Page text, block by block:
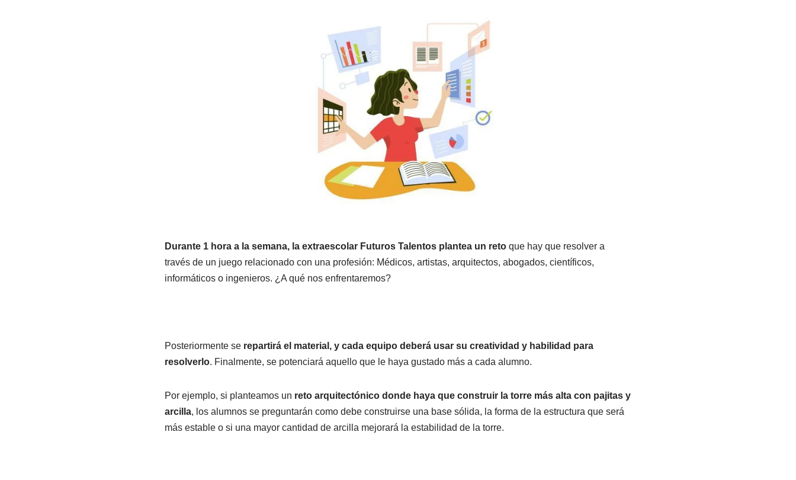
Durante 1 hora a la semana, la extraescolar Futuros Talentos plantea un retoque hay que resolver a
través de un juego relacionado con una profesión: Médicos, artistas, arquitectos, abogados, científicos,
informáticos o ingenieros. ¿A qué nos enfrentaremos?
Posteriormente se repartirá el material, y cada equipo deberá usar su creatividad y habilidad para
resolverlo. Finalmente, se potenciará aquello que le haya gustado más a cada alumno.
Por ejemplo, si planteamos un reto arquitectónico donde haya que construir la torre más alta con pajitas y
arcilla, los alumnos se preguntarán como debe construirse una base sólida, la forma de la estructura que será
más estable o si una mayor cantidad de arcilla mejorará la estabilidad de la torre.